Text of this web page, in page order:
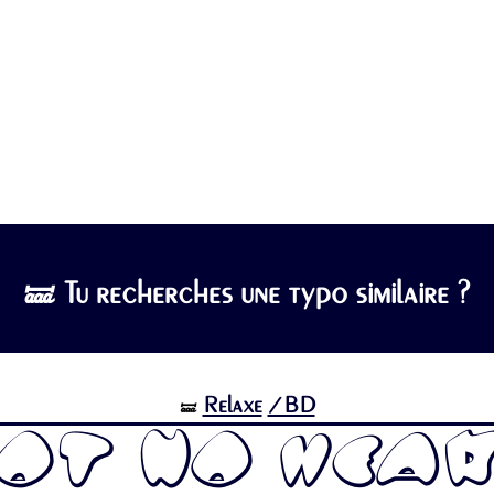
🝛 Tu recherches une typo similaire ?
🝛 Relaxe /BD
No